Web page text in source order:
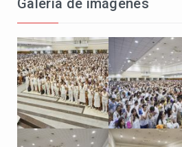
Galeria de imágenes